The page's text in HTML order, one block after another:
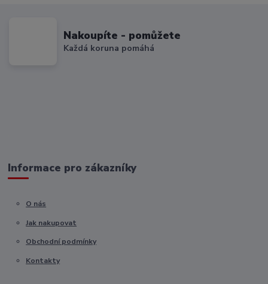
Nakoupíte - pomůžete
Každá koruna pomáhá
Informace pro zákazníky
O nás
Jak nakupovat
Obchodní podmínky
Kontakty